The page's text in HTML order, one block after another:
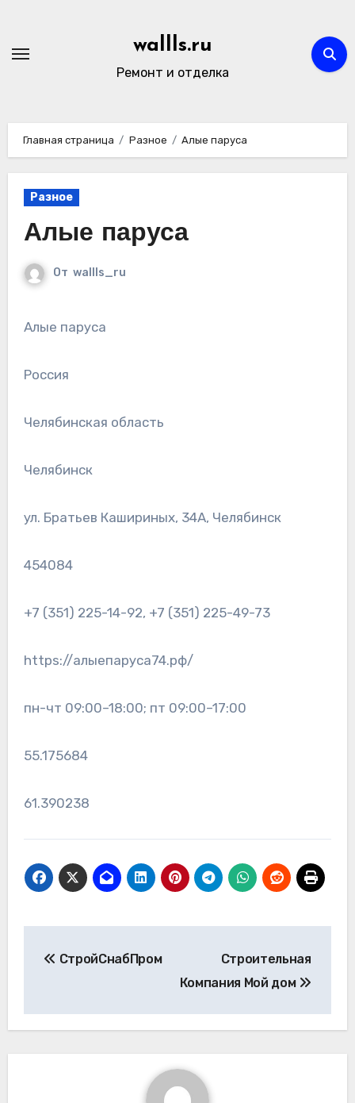
содержимому
wallls.ru
Ремонт и отделка
Главная страница Разное Алые паруса
Разное
Алые паруса
От wallls_ru
Алые паруса
Россия
Челябинская область
Челябинск
ул. Братьев Кашириных, 34А, Челябинск
454084
+7 (351) 225-14-92, +7 (351) 225-49-73
https://алыепаруса74.рф/
пн-чт 09:00–18:00; пт 09:00–17:00
55.175684
61.390238
СтройСнабПром
Строительная
Компания Мой дом